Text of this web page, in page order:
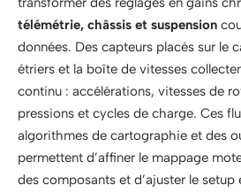
télémétrie, châssis et suspension
données. Des capteurs placés sur le
étriers et la boîte de vitesses
continu : accélérations, vitesses de
pressions et cycles de charge. Ces
algorithmes de cartographie et des
permettent d’affiner le mappage
des composants et d’ajuster le setup